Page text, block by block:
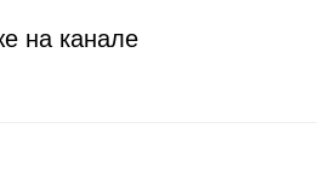
на канале